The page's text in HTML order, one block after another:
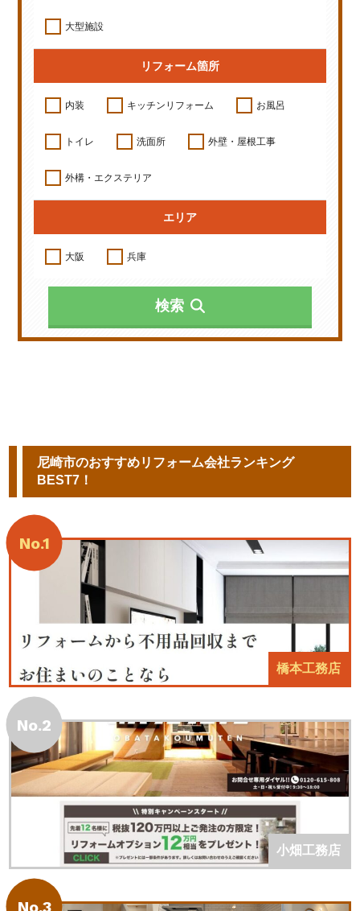
大型施設
リフォーム箇所
内装 キッチンリフォーム お風呂
トイレ 洗面所 外壁・屋根工事
外構・エクステリア
エリア
大阪 兵庫
検索
尼崎市のおすすめリフォーム会社ランキング
BEST7！
No.1
橋本工務店
No.2
小畑工務店
No.3